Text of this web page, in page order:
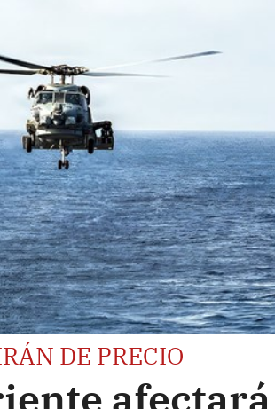
DE PRECIO
afectará